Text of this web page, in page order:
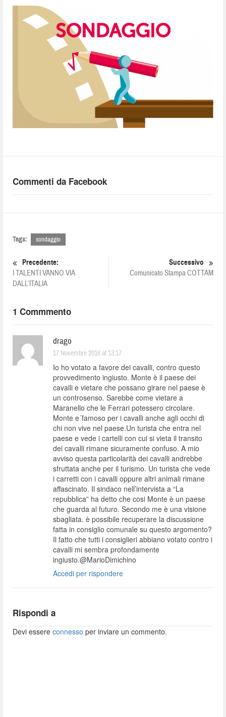
Commenti da Facebook
Tags: sondaggio
Precedente:
I TALENTI VANNO VIA
DALL’ITALIA
Successivo
Comunicato Stampa COTTAM
1 Commmento
drago
17 Novembre 2016 at 13:17
Io ho votato a favore dei cavalli, contro questo
provvedimento ingiusto. Monte è il paese dei
cavalli e vietare che possano girare nel paese è
un controsenso. Sarebbe come vietare a
Maranello che le Ferrari potessero circolare.
Monte e´famoso per i cavalli anche agli occhi di
chi non vive nel paese.Un turista che entra nel
paese e vede i cartelli con cui si vieta il transito
dei cavalli rimane sicuramente confuso. A mio
avviso questa particolarità dei cavalli andrebbe
sfruttata anche per il turismo. Un turista che vede
i carretti con i cavalli oppure altri animali rimane
affascinato. Il sindaco nell’intervista a “La
repubblica” ha detto che cosi Monte è un paese
che guarda al futuro. Secondo me è una visione
sbagliata. è possibile recuperare la discussione
fatta in consiglio comunale su questo argomento?
Il fatto che tutti i consiglieri abbiano votato contro i
cavalli mi sembra profondamente
ingiusto.@MarioDimichino
Accedi per rispondere
Rispondi a
Devi essereconnesso per inviare un commento.